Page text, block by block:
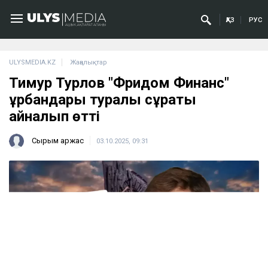
ҚАЗ РУС
ULYSMEDIA.KZ Жаңалықтар
Тимур Турлов "Фридом Финанс"
құрбандары туралы сұрақты
айналып өтті
Сырым Қаржас 03.10.2025, 09:31